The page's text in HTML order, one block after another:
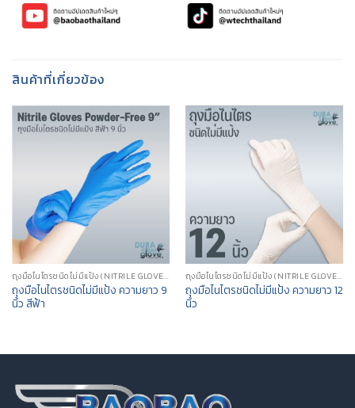
สินค้าที่เกี่ยวข้อง
ถุงมือไนไตรชนิดไม่มีแป้ง (NITRILE GLOVES POWDER-FREE)
ถุงมือไนไตรชนิดไม่มีแป้ง ความยาว 9
นิ้ว สีฟ้า
ถุงมือไนไตรชนิดไม่มีแป้ง (NITRILE GLOVES POWDER-FREE)
ถุงมือไนไตรชนิดไม่มีแป้ง ความยาว 12
นิ้ว